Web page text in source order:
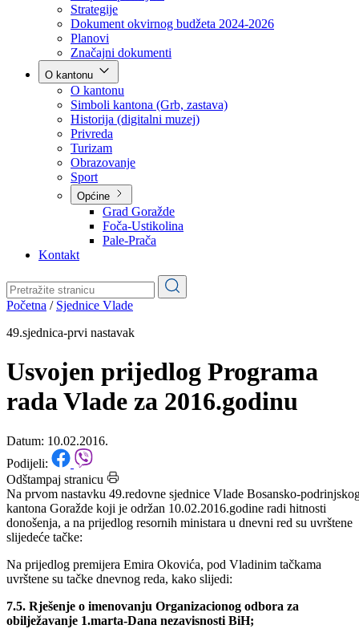
Poslovnik
Program rada Vlade
Ekspoze premijera
Strategije
Dokument okvirnog budžeta 2024-2026
Planovi
Značajni dokumenti
O kantonu
O kantonu
Simboli kantona (Grb, zastava)
Historija (digitalni muzej)
Privreda
Turizam
Obrazovanje
Općine
Pale-Prača
Kontakt
49.sjednica-prvi nastavak
Usvojen prijedlog Programa
rada Vlade za 2016.godinu
Datum: 10.02.2016.
Podijeli:
Odštampaj stranicu
Na prvom nastavku 49.redovne sjednice Vlade Bosansko-
donošenja, a na prijedlog resornih ministara u dnevni red su uvrštene
slijedeće tačke:
Na prijedlog premijera Emira Okovića, pod Vladinim tačkama
uvrštene su tačke dnevnog reda, kako slijedi: